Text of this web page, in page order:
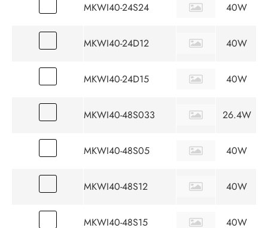
MKWI40-24S24 40W
MKWI40-24D12 40W
MKWI40-24D15 40W
MKWI40-48S033 26.4W
MKWI40-48S05 40W
MKWI40-48S12 40W
MKWI40-48S15 40W